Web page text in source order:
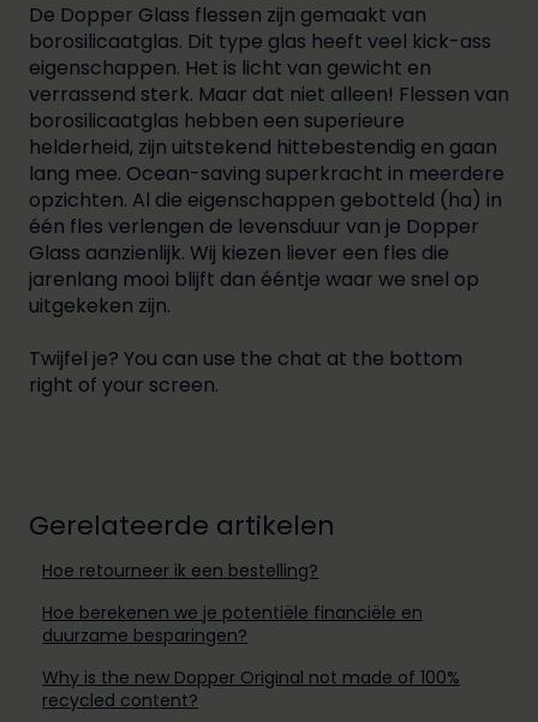
De Dopper Glass flessen zijn gemaakt van
borosilicaatglas. Dit type glas heeft veel kick-ass
eigenschappen. Het is licht van gewicht en
verrassend sterk. Maar dat niet alleen! Flessen van
borosilicaatglas hebben een superieure
helderheid, zijn uitstekend hittebestendig en gaan
lang mee. Ocean-saving superkracht in meerdere
opzichten. Al die eigenschappen gebotteld (ha) in
één fles verlengen de levensduur van je Dopper
Glass aanzienlijk. Wij kiezen liever een fles die
jarenlang mooi blijft dan ééntje waar we snel op
uitgekeken zijn.
Twijfel je? You can use the chat at the bottom
right of your screen.
Gerelateerde artikelen
Hoe retourneer ik een bestelling?
Hoe berekenen we je potentiële financiële en
duurzame besparingen?
Why is the new Dopper Original not made of 100%
recycled content?